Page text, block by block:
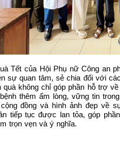
Tết của Hội Phụ nữ Công an
sự quan tâm, sẻ chia đối với
quà không chỉ góp phần hỗ trợ
thêm ấm lòng, vững tin
đồng và hình ảnh đẹp về
tiếp tục được lan tỏa, góp
trọn vẹn và ý nghĩa.